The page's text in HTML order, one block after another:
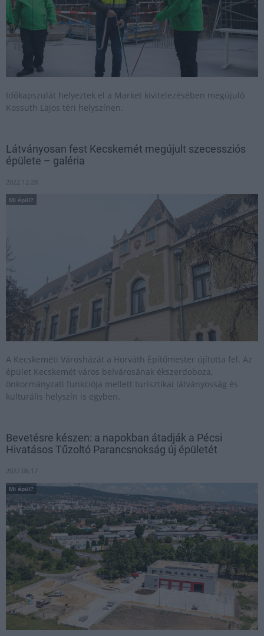
Időkapszulát helyeztek el a Market kivitelezésében megújuló
Kossuth Lajos téri helyszínen.
Látványosan fest Kecskemét megújult szecessziós
épülete – galéria
2022.12.28
Mi épül?
A Kecskeméti Városházát a Horváth Építőmester újította fel. Az
épület Kecskemét város belvárosának ékszerdoboza,
önkormányzati funkciója mellett turisztikai látványosság és
kulturális helyszín is egyben.
Bevetésre készen: a napokban átadják a Pécsi
Hivatásos Tűzoltó Parancsnokság új épületét
2022.06.17
Mi épül?